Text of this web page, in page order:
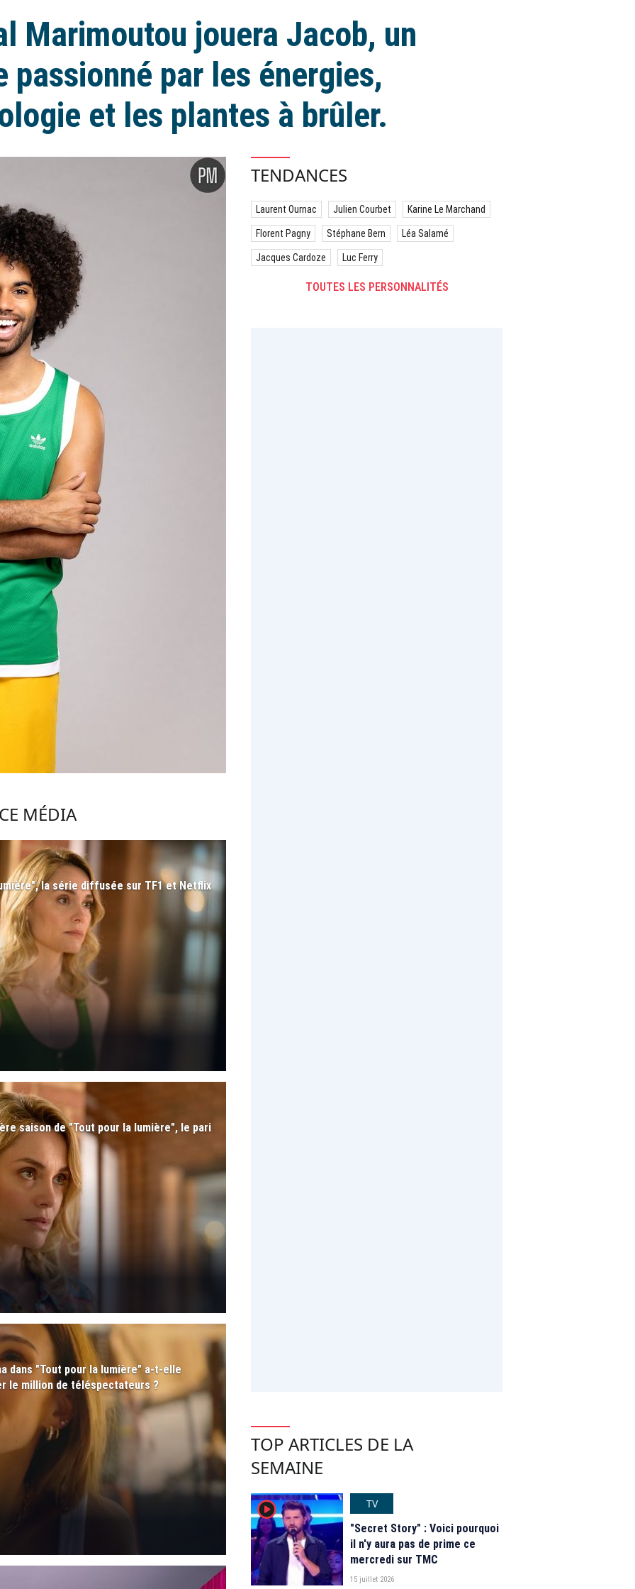
Marimoutou jouera Jacob, un
passionné par les énergies,
et les plantes à brûler.
MÉDIA
la série diffusée sur TF1 et Netflix
saison de "Tout pour la lumière", le pari
dans "Tout pour la lumière" a-t-elle
le million de téléspectateurs ?
TENDANCES
Laurent Ournac Julien Courbet Karine Le Marchand
Florent Pagny Stéphane Bern Léa Salamé
Jacques Cardoze Luc Ferry
TOUTES LES PERSONNALITÉS
TOP ARTICLES DE LA
SEMAINE
player2
TV
"Secret Story" : Voici pourquoi
il n'y aura pas de prime ce
mercredi sur TMC
15 juillet 2026